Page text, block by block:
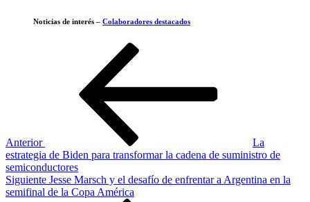
Noticias de interés – Colaboradores destacados
Anterior
La
estrategia de Biden para transformar la cadena de suministro de
semiconductores
Siguiente
entrada
Siguiente Jesse Marsch y el desafío de enfrentar a Argentina en la
semifinal de la Copa América